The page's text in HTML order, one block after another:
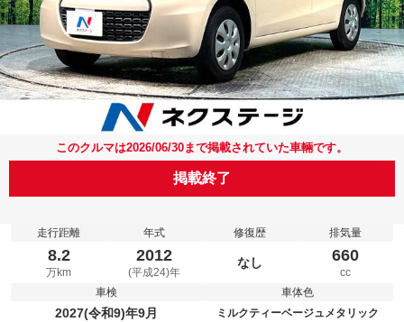
このクルマは2026/06/30まで掲載されていた車輛です。
掲載終了
走行距離
8.2
万km
年式
2012
(平成24)年
修復歴
なし
排気量
660
cc
車検
2027(令和9)年9月
車体色
ミルクティーベージュメタリック